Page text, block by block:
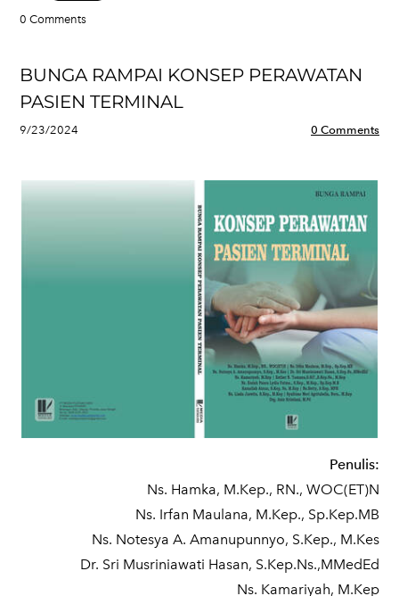
0 Comments
BUNGA RAMPAI KONSEP PERAWATAN
PASIEN TERMINAL
9/23/2024 0 Comments
Penulis:
Ns. Hamka, M.Kep., RN., WOC(ET)N
Ns. Irfan Maulana, M.Kep., Sp.Kep.MB
Ns. Notesya A. Amanupunnyo, S.Kep., M.Kes
Dr. Sri Musriniawati Hasan, S.Kep.Ns.,MMedEd
Ns. Kamariyah, M.Kep